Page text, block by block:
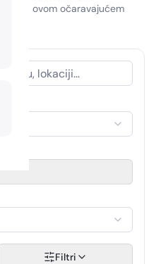
na ovom očaravajućem
Filtri